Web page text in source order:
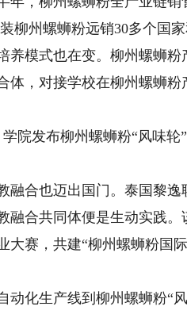
柳州螺蛳粉远销30多个国家
模式也在变。柳州螺蛳粉
体，对接学校在柳州螺蛳
发布柳州螺蛳粉“风味轮
合也迈出国门。泰国黎逸
融合共同体便是生动实践。
大赛，共建“柳州螺蛳粉国
化生产线到柳州螺蛳粉“